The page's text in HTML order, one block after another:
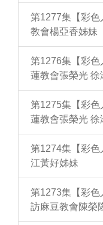
第1277集【彩色
教會楊亞香姊妹
第1276集【彩色
蓮教會張榮光 徐
第1275集【彩色
蓮教會張榮光 徐
第1274集【彩色
江黃好姊妹
第1273集【彩
訪麻豆教會陳榮